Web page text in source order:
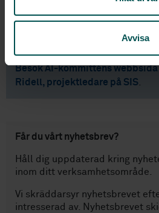
Avvisa
utvecklingen, säger Ann-Sofie
Vill du veta mer om
Besök AI-kommitténs webbsida
Ridell, projektledare på SIS
Får du vårt nyhetsbrev?
Håll dig uppdaterad kring
inom ditt verksamhetsområde.
Vi skräddarsyr nyhetsbrevet
intresserad av. Nyhetsbrevet